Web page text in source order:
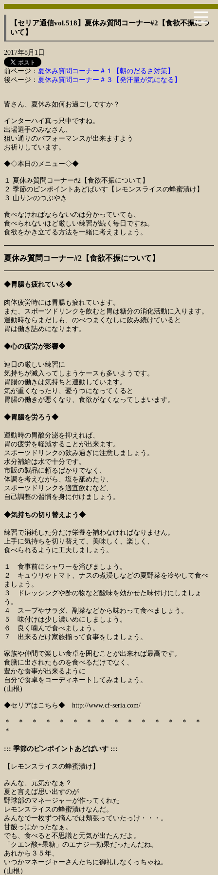
【セリア通信vol.518】夏休み質問コーナー#2【食欲不振につ
いて】
2017年8月1日
前ページ： 夏休み質問コーナー＃１【朝のだるさ対策】
後ページ： 夏休み質問コーナー＃３【発汗量が気になる】
皆さん、夏休み如何お過ごしですか？
インターハイ真っ只中ですね。
出場選手のみなさん、
狙い通りのパフォーマンスが出来ますよう
お祈りしています。
◆◇本日のメニュー◇◆
１ 夏休み質問コーナー#2【食欲不振について】
２ 季節のピンポイントあどばいす【レモンスライスの蜂蜜漬け】
３ 山サンのつぶやき
食べなければならないのは分かっていても、
食べられないほど厳しい練習が続く毎日ですね。
食欲をかき立てる方法を一緒に考えましょう。
夏休み質問コーナー#2【食欲不振について】
◆胃腸も疲れている◆
肉体疲労時には胃腸も疲れています。
また、スポーツドリンクを飲むと胃は糖分の消化活動に入ります。
運動時ならまだしも、のべつまくなしに飲み続けていると
胃は働き詰めになります。
◆心の疲労が影響◆
連日の厳しい練習に
気持ちが滅入ってしまうケースも多いようです。
胃腸の働きは気持ちと連動しています。
気が重くなったり、憂うつになってくると
胃腸の働きが悪くなり、食欲がなくなってしまいます。
◆胃腸を労ろう◆
運動時の胃酸分泌を抑えれば、
胃の疲労を軽減することが出来ます。
スポーツドリンクの飲み過ぎに注意しましょう。
水分補給は水で十分です。
市販の製品に頼るばかりでなく、
体調を考えながら、塩を舐めたり、
スポーツドリンクを適宜飲むなど、
自己調整の習慣を身に付けましょう。
◆気持ちの切り替えよう◆
練習で消耗した分だけ栄養を補わなければなりません。
上手に気持ちを切り替えて、美味しく、楽しく、
食べられるように工夫しましょう。
１ 食事前にシャワーを浴びましょう。
２ キュウリやトマト、ナスの煮浸しなどの夏野菜を冷やして食べ
ましょう。
３ ドレッシングや酢の物など酸味を効かせた味付けにしましょ
う。
４ スープやサラダ、副菜などから味わって食べましょう。
５ 味付けは少し濃いめにしましょう。
６ 良く噛んで食べましょう。
７ 出来るだけ家族揃って食事をしましょう。
家族や仲間で楽しい食卓を囲むことが出来れば最高です。
食膳に出されたものを食べるだけでなく、
豊かな食事が出来るように
自分で食卓をコーディネートしてみましょう。
(山根)
◆セリアはこちら◆ http://www.cf-seria.com/
＊ ＊ ＊ ＊ ＊ ＊ ＊ ＊ ＊ ＊ ＊ ＊ ＊ ＊ ＊
＊
::: 季節のピンポイントあどばいす :::
【レモンスライスの蜂蜜漬け】
みんな、元気かなぁ？
夏と言えば思い出すのが
野球部のマネージャーが作ってくれた
レモンスライスの蜂蜜漬けなんだ。
みんなで一枚ずつ摘んでは頬張っていたっけ・・・。
甘酸っぱかったなぁ。
でも、食べると不思議と元気が出たんだよ。
「クエン酸+果糖」のエナジー効果だったんだね。
あれから３５年、
いつかマネージャーさんたちに御礼しなくっちゃね。
(山根）